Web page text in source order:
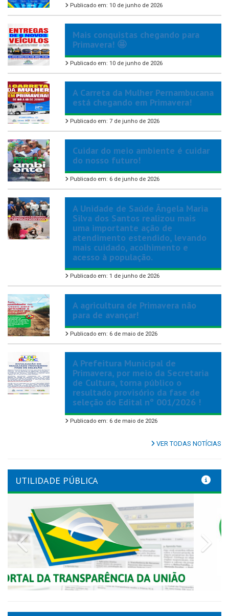
Publicado em: 10 de junho de 2026
Mais conquistas chegando para
Primavera! 🤩
Publicado em: 10 de junho de 2026
A Carreta da Mulher Pernambucana
está chegando em Primavera!
Publicado em: 7 de junho de 2026
Cuidar do meio ambiente é cuidar
do nosso futuro!
Publicado em: 6 de junho de 2026
A Unidade de Saúde Ângela Maria
Silva dos Santos realizou mais
uma importante ação de
atendimento estendido, levando
mais cuidado, acolhimento e
acesso à população.
Publicado em: 1 de junho de 2026
A agricultura de Primavera não
para de avançar!
Publicado em: 6 de maio de 2026
A Prefeitura Municipal de
Primavera, por meio da Secretaria
de Cultura, torna público o
resultado provisório da fase de
seleção do Edital nº 001/2026 !
Publicado em: 6 de maio de 2026
VER TODAS NOTÍCIAS
UTILIDADE PÚBLICA
Previous